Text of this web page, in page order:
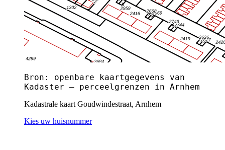
Bron: openbare kaartgegevens van
Kadaster — perceelgrenzen in Arnhem
Kadastrale kaart Goudwindestraat, Arnhem
Kies uw huisnummer